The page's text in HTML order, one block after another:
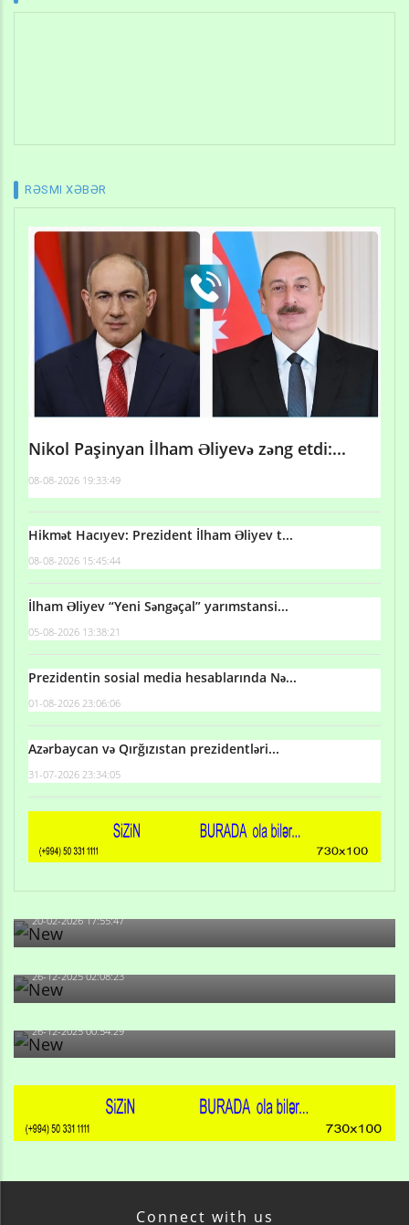
RƏSMI XƏBƏR
Nikol Paşinyan İlham Əliyevə zəng etdi:...
08-08-2026 19:33:49
Hikmət Hacıyev: Prezident İlham Əliyev t...
08-08-2026 15:45:44
İlham Əliyev “Yeni Səngəçal” yarımstansi...
05-08-2026 13:38:21
Prezidentin sosial media hesablarında Nə...
01-08-2026 23:06:06
Azərbaycan və Qırğızıstan prezidentləri...
31-07-2026 23:34:05
Qulu Məhərrəmli: Sosial şəbəkələrdə söyüş niyə artıb?
20-02-2026 17:55:47
Məni bura NAZİR GÖNDƏRİB - 1937-ci ildən fəaliyyətdə
olan və...
26-12-2025 02:08:23
-Ay qız, sən məhkəməni udmayacaqsan... Sən bilirsən
də, məni...
26-12-2025 00:54:29
Connect with us